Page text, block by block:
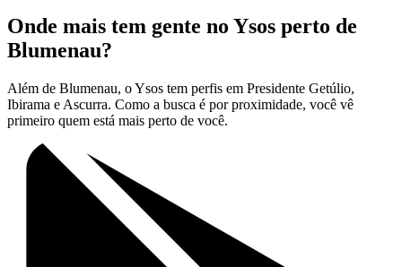
Onde mais tem gente no Ysos perto de
Blumenau?
Além de Blumenau, o Ysos tem perfis em Presidente Getúlio,
Ibirama e Ascurra. Como a busca é por proximidade, você vê
primeiro quem está mais perto de você.